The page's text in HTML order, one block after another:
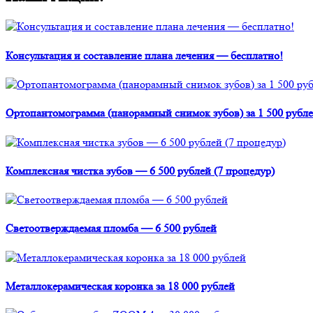
Консультация и составление плана лечения — бесплатно!
Ортопантомограмма (панорамный снимок зубов) за 1 500
Комплексная чистка зубов — 6 500 рублей (7 процедур)
Светоотверждаемая пломба — 6 500 рублей
Металлокерамическая коронка за 18 000 рублей